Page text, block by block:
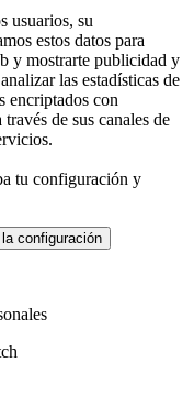
usuarios, su
estos datos para
y mostrarte publicidad y
las estadísticas de
encriptados con
de sus canales de
tu configuración y
configuración